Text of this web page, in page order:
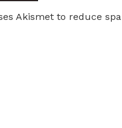
Akismet to reduce